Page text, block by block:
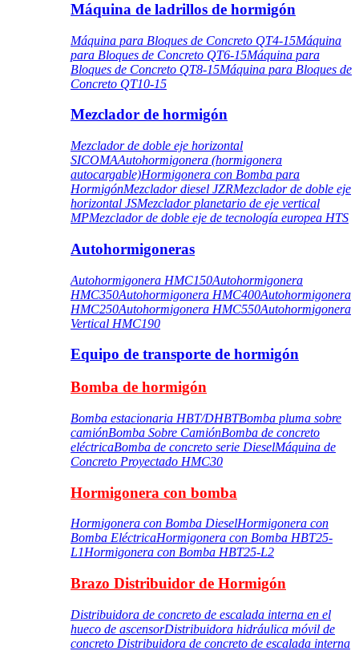
Máquina de ladrillos de hormigón
Máquina para Bloques de Concreto QT4-15Máquina
para Bloques de Concreto QT6-15Máquina para
Bloques de Concreto QT8-15Máquina para Bloques de
Concreto QT10-15
Mezclador de hormigón
Mezclador de doble eje horizontal
SICOMAAutohormigonera (hormigonera
autocargable)Hormigonera con Bomba para
HormigónMezclador diesel JZRMezclador de doble eje
horizontal JSMezclador planetario de eje vertical
MPMezclador de doble eje de tecnología europea HTS
Autohormigoneras
Autohormigonera HMC150Autohormigonera
HMC350Autohormigonera HMC400Autohormigonera
HMC250Autohormigonera HMC550Autohormigonera
Vertical HMC190
Equipo de transporte de hormigón
Bomba de hormigón
Bomba estacionaria HBT/DHBTBomba pluma sobre
camiónBomba Sobre CamiónBomba de concreto
eléctricaBomba de concreto serie DieselMáquina de
Concreto Proyectado HMC30
Hormigonera con bomba
Hormigonera con Bomba DieselHormigonera con
Bomba EléctricaHormigonera con Bomba HBT25-
L1Hormigonera con Bomba HBT25-L2
Brazo Distribuidor de Hormigón
Distribuidora de concreto de escalada interna en el
hueco de ascensorDistribuidora hidráulica móvil de
concreto Distribuidora de concreto de escalada interna